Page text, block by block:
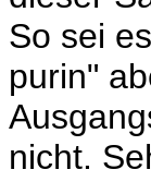
So sei
purin"
nicht.